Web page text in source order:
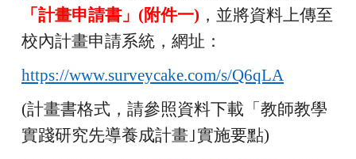
「計畫申請書」(附件一) ，並將資料上傳至
校內計畫申請系統，網址：
https://www.surveycake.com/s/Q6qLA
(計畫書格式，請參照資料下載「教師教學
實踐研究先導養成計畫｣實施要點)